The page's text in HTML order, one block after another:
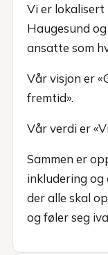
Vi er lokalisert
Haugesund
ansatte som
Vår visjon er
fremtid».
Vår verdi er
Sammen er
inkludering og
der alle skal
og føler seg